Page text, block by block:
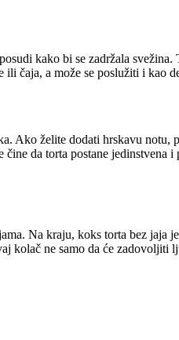
kako bi se zadržala svežina.
čaja, a može se poslužiti i kao
Ako želite dodati hrskavu notu,
da torta postane jedinstvena
Na kraju, koks torta bez jaja
kolač ne samo da će zadovoljiti